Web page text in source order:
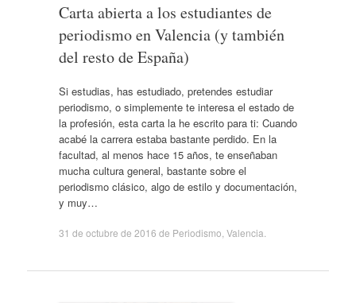
Carta abierta a los estudiantes de
periodismo en Valencia (y también
del resto de España)
Si estudias, has estudiado, pretendes estudiar
periodismo, o simplemente te interesa el estado de
la profesión, esta carta la he escrito para ti: Cuando
acabé la carrera estaba bastante perdido. En la
facultad, al menos hace 15 años, te enseñaban
mucha cultura general, bastante sobre el
periodismo clásico, algo de estilo y documentación,
y muy…
31 de octubre de 2016 de Periodismo Valencia